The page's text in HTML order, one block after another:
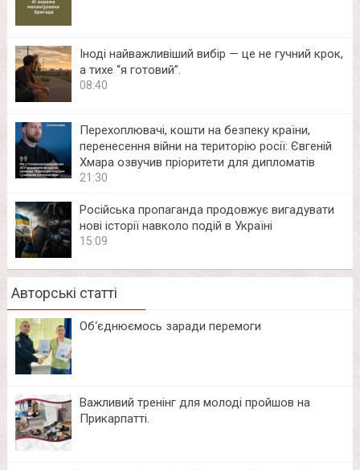
Іноді найважливіший вибір — це не гучний крок,
а тихе “я готовий”.
08:40
Перехоплювачі, кошти на безпеку країни,
перенесення війни на територію росії: Євгеній
Хмара озвучив пріоритети для дипломатів
21:30
Російська пропаганда продовжує вигадувати
нові історії навколо подій в Україні
15:09
Авторські статті
Об‘єднюємось заради перемоги
Важливий тренінг для молоді пройшов на
Прикарпатті.